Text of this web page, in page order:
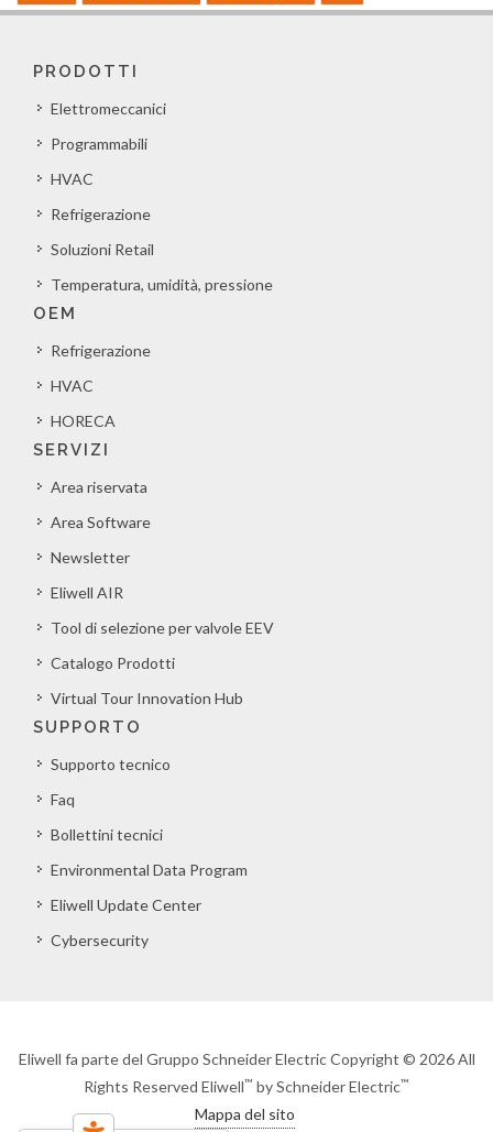
PRODOTTI
Elettromeccanici
Programmabili
HVAC
Refrigerazione
Soluzioni Retail
Temperatura, umidità, pressione
OEM
Refrigerazione
HVAC
HORECA
SERVIZI
Area riservata
Area Software
Newsletter
Eliwell AIR
Tool di selezione per valvole EEV
Catalogo Prodotti
Virtual Tour Innovation Hub
SUPPORTO
Supporto tecnico
Faq
Bollettini tecnici
Environmental Data Program
Eliwell Update Center
Cybersecurity
Eliwell fa parte del Gruppo Schneider Electric Copyright © 2026 All
Rights Reserved Eliwell™ by Schneider Electric™
Mappa del sito